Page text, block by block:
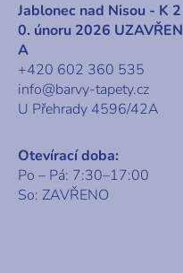
Jablonec nad Nisou - K 2
0. únoru 2026 UZAVŘEN
A
+420 602 360 535
info@barvy-tapety.cz
U Přehrady 4596/42A
Otevírací doba:
Po – Pá: 7:30–17:00
So: ZAVŘENO